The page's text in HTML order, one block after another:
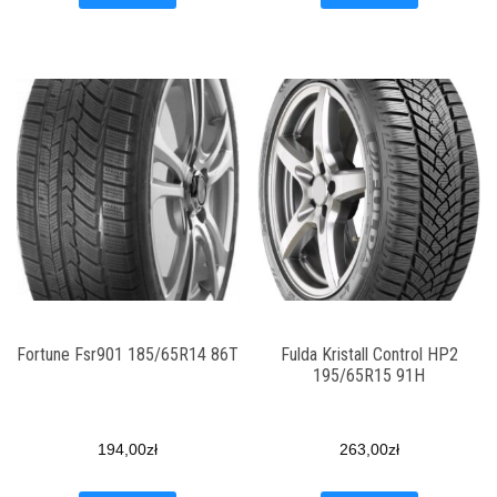
Fortune Fsr901 185/65R14 86T
194,00zł
Fulda Kristall Control HP2
195/65R15 91H
263,00zł